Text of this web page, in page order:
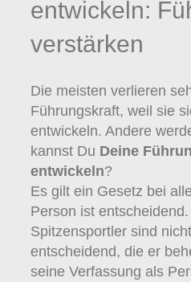
entwickeln:
verstärken
Die meisten verlieren
Führungskraft, weil sie
entwickeln. Andere
kannst Du Deine
entwickeln?
Es gilt ein Gesetz bei
Person ist
Spitzensportler sind
entscheidend, die er
seine Verfassung als